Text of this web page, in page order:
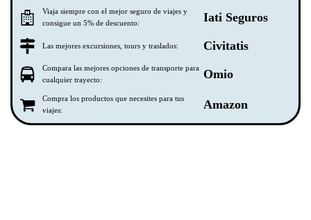
Viaja siempre con el mejor seguro de viajes y
consigue un 5% de descuento:
Iati Seguros
Las mejores excursiones, tours y traslados: Civitatis
Compara las mejores opciones de transporte para
cualquier trayecto:
Omio
Compra los productos que necesites para tus
viajes:
Amazon